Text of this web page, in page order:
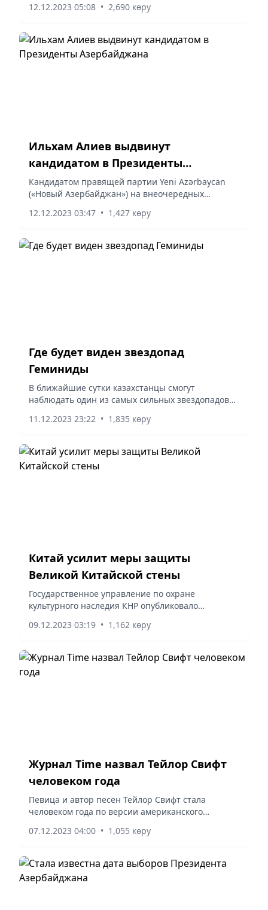
12.12.2023 05:08 • 2,690 көру
Ильхам Алиев выдвинут
кандидатом в Президенты
Азербайджана
Кандидатом правящей партии Yeni Azərbaycan
(«Новый Азербайджан») на внеочередных
действующий глава республики Ильхам Алиев.
12.12.2023 03:47 • 1,427 көру
Где будет виден звездопад
Геминиды
В ближайшие сутки казахстанцы смогут
наблюдать один из самых сильных звездопадов
декабря достигнет пика активности, пишет ТАСС.
11.12.2023 23:22 • 1,835 көру
Китай усилит меры защиты
Великой Китайской стены
Государственное управление по охране
культурного наследия КНР опубликовало
дальнейшего усиления работы по защите
09.12.2023 03:19 • 1,162 көру
Журнал Time назвал Тейлор Свифт
человеком года
Певица и автор песен Тейлор Свифт стала
человеком года по версии американского
07.12.2023 04:00 • 1,055 көру